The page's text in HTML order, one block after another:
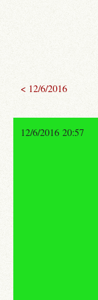
< 12/6/2016
12/6/2016 20:57